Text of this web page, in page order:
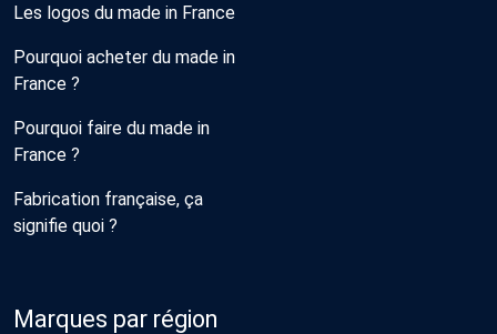
Les logos du made in France
Pourquoi acheter du made in
France ?
Pourquoi faire du made in
France ?
Fabrication française, ça
signifie quoi ?
Marques par région